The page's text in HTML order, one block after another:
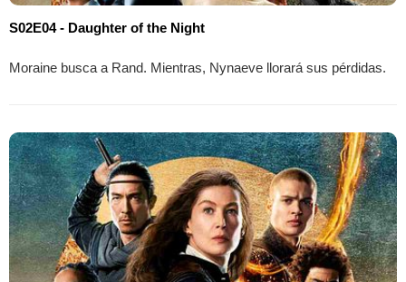
S02E04 - Daughter of the Night
Moraine busca a Rand. Mientras, Nynaeve llorará sus pérdidas.